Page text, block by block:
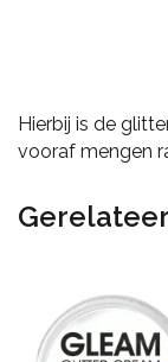
Hierbij is de
vooraf mengen